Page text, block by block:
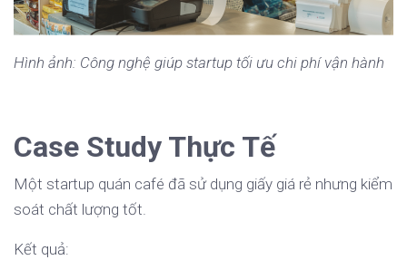
Hình ảnh: Công nghệ giúp startup tối ưu chi phí vận hành
Case Study Thực Tế
Một startup quán café đã sử dụng giấy giá rẻ nhưng kiểm
soát chất lượng tốt.
Kết quả: